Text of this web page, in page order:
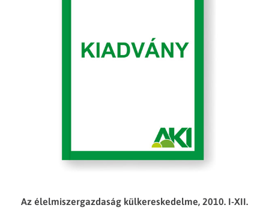
Az élelmiszergazdaság külkereskedelme, 2010. I-XII.